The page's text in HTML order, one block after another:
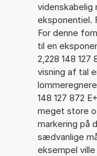
videnskabelig
eksponentiel.
For denne
til en
2,228 148
visning af tal
148 127 872
meget store
markering på
sædvanlige
eksempel ville